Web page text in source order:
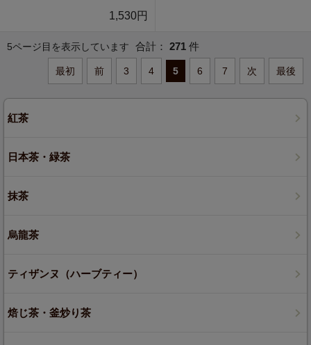
1,530円
5ページ目を表示しています 合計： 271 件
最初 前 3 4 5 6 7 次 最後
紅茶
日本茶・緑茶
抹茶
烏龍茶
ティザンヌ（ハーブティー）
焙じ茶・釜炒り茶